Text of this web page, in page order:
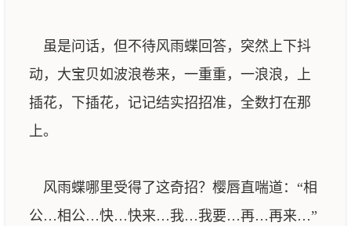
虽是问话，但不待风雨蝶回答，突然上下抖
动，大宝贝如波浪卷来，一重重，一浪浪，上
插花，下插花，记记结实招招准，全数打在那
上。
风雨蝶哪里受得了这奇招？樱唇直喘道：“相
公…相公…快…快来…我…我要…再…再来…”